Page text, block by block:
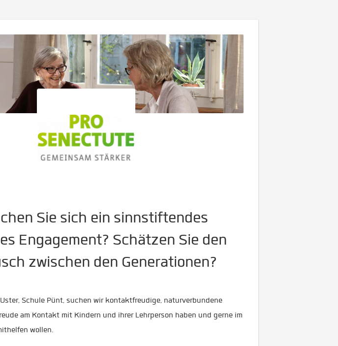
Sie sich ein sinnstiftendes
Engagement? Schätzen Sie den
zwischen den Generationen?
Schule Pünt, suchen wir kontaktfreudige, naturverbundene
am Kontakt mit Kindern und ihrer Lehrperson haben und gerne im
wollen.